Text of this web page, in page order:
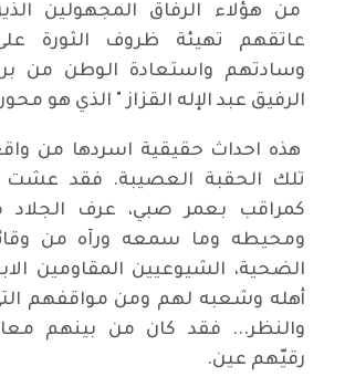
من هؤلاء الرفاق المجهولين
عاتقهم تهيئة ظروف الثورة على
وسادتهم واستعادة الوطن من
الرفيق عبد الإله القزاز " الذي هو
هذه احداث حقيقية اسردها من
تلك الحقبة العصيبة. فقد عشت
كمراقب بعمر صبي، عرف الجلاد
ومحيطه وما سمعه ورآه من
الضحية، الشيوعيين المقاومين
أهله وشعبه لهم ومن مواقفهم
والنظر... فقد كان من بينهم
رقيّهم عين.